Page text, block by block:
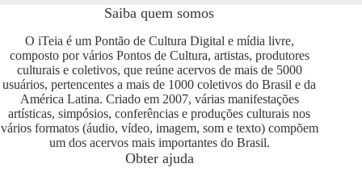
Saiba quem somos
O iTeia é um Pontão de Cultura Digital e mídia livre,
composto por vários Pontos de Cultura, artistas, produtores
culturais e coletivos, que reúne acervos de mais de 5000
usuários, pertencentes a mais de 1000 coletivos do Brasil e da
América Latina. Criado em 2007, várias manifestações
artísticas, simpósios, conferências e produções culturais nos
vários formatos (áudio, vídeo, imagem, som e texto) compõem
um dos acervos mais importantes do Brasil.
Obter ajuda